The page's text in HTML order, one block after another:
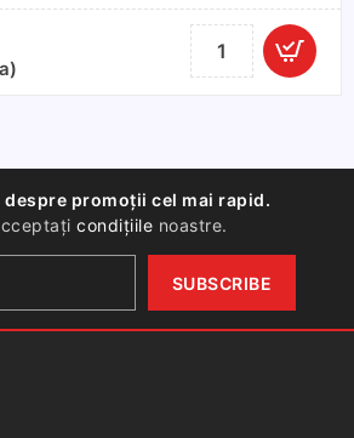
Cantitate
Set
A4
2004-
promoții cel mai rapid.
condițiile noastre.